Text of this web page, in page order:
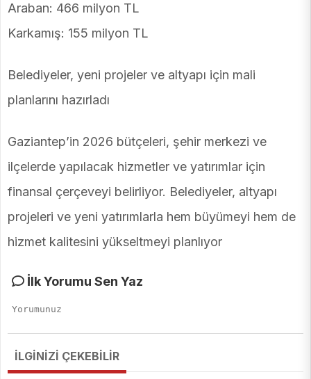
Araban: 466 milyon TL
Karkamış: 155 milyon TL
Belediyeler, yeni projeler ve altyapı için mali
planlarını hazırladı
Gaziantep’in 2026 bütçeleri, şehir merkezi ve
ilçelerde yapılacak hizmetler ve yatırımlar için
finansal çerçeveyi belirliyor. Belediyeler, altyapı
projeleri ve yeni yatırımlarla hem büyümeyi hem de
hizmet kalitesini yükseltmeyi planlıyor
İlk Yorumu Sen Yaz
İLGİNİZİ ÇEKEBİLİR